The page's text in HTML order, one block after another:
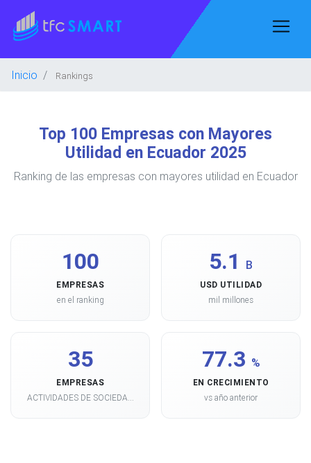
Inicio Rankings
Top 100 Empresas con Mayores
Utilidad en Ecuador 2025
Ranking de las empresas con mayores utilidad en Ecuador
100
EMPRESAS
en el ranking
5.1 B
USD UTILIDAD
mil millones
35
EMPRESAS
ACTIVIDADES DE SOCIEDA...
77.3 %
EN CRECIMIENTO
vs año anterior